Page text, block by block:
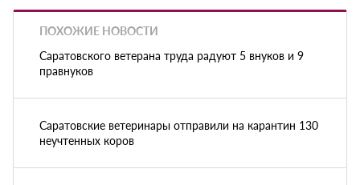
ПОХОЖИЕ НОВОСТИ
Саратовского ветерана труда радуют 5 внуков и 9
правнуков
Саратовские ветеринары отправили на карантин 130
неучтенных коров